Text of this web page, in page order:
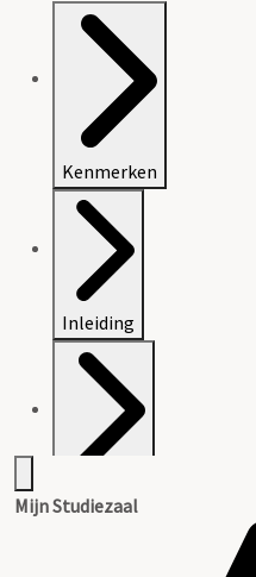
Kenmerken
Inleiding
Mijn Studiezaal